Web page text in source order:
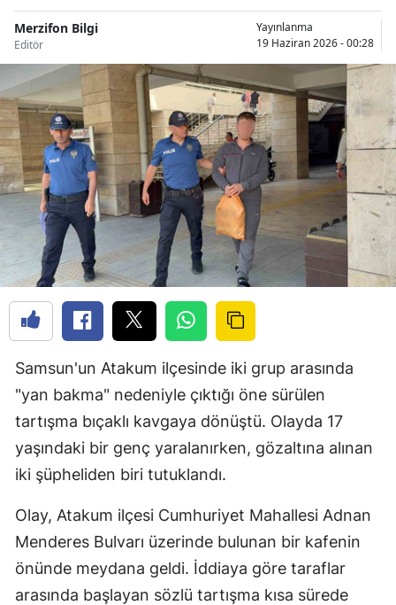
Merzifon Bilgi
Editör
Yayınlanma
19 Haziran 2026 - 00:28
Samsun'un Atakum ilçesinde iki grup arasında
"yan bakma" nedeniyle çıktığı öne sürülen
tartışma bıçaklı kavgaya dönüştü. Olayda 17
yaşındaki bir genç yaralanırken, gözaltına alınan
iki şüpheliden biri tutuklandı.
Olay, Atakum ilçesi Cumhuriyet Mahallesi Adnan
Menderes Bulvarı üzerinde bulunan bir kafenin
önünde meydana geldi. İddiaya göre taraflar
arasında başlayan sözlü tartışma kısa sürede